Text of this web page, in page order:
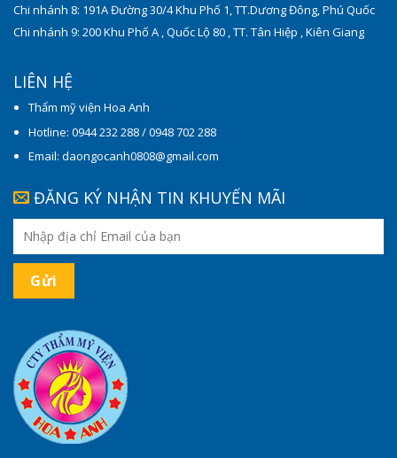
Chi nhánh 8: 191A Đường 30/4 Khu Phố 1, TT.Dương Đông, Phú Quốc
Chi nhánh 9: 200 Khu Phố A , Quốc Lộ 80 , TT. Tân Hiệp , Kiên Giang
LIÊN HỆ
Thẩm mỹ viện Hoa Anh
Hotline: 0944 232 288 / 0948 702 288
Email: daongocanh0808@gmail.com
ĐĂNG KÝ NHẬN TIN KHUYẾN MÃI